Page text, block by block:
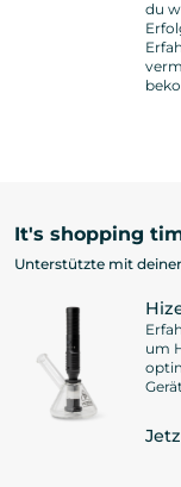
du
It's shopping
Unterstützte mit
um